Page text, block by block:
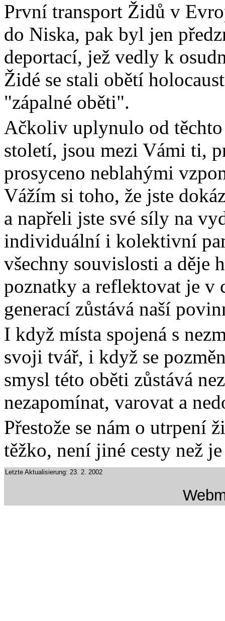
První transport Židů v
do Niska, pak byl jen
deportací, jež vedly k
Židé se stali obětí
zápalné oběti .
Ačkoliv uplynulo od
století, jsou mezi Vámi ti,
prosyceno neblahými
Vážím si toho, že jste
a napřeli jste své síly na
individuální i kolektivní
všechny souvislosti a děje
poznatky a reflektovat je v
generací zůstává naší
I když místa spojená s
svoji tvář, i když se
smysl této oběti zůstává
nezapomínat, varovat a
Přestože se nám o utrpení
těžko, není jiné cesty než
Letzte Aktualisierung: 23. 2. 2002